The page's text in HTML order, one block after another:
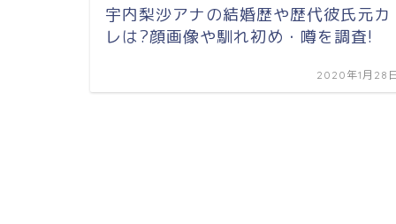
宇内梨沙アナの結婚歴や歴代彼氏元カ
レは?顔画像や馴れ初め・噂を調査!
2020年1月28